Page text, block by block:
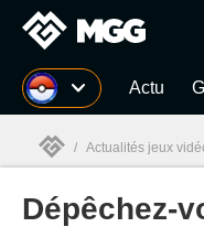
MGG Actu
MGG
/ Actualités jeux
Dépêchez-